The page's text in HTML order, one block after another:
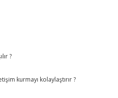
?
kurmayı kolaylaştırır ?